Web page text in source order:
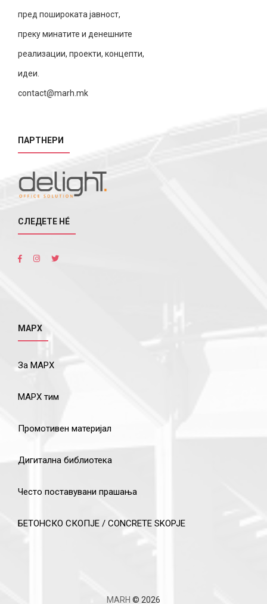
пред пошироката јавност,
преку минатите и денешните
реализации, проекти, концепти,
идеи.
contact@marh.mk
ПАРТНЕРИ
СЛЕДЕТЕ НÉ
МАРХ
За МАРХ
МАРХ тим
Промотивен материјал
Дигитална библиотека
Често поставувани прашања
БЕТОНСКО СКОПЈЕ / CONCRETE SKOPJE
MARH © 2026